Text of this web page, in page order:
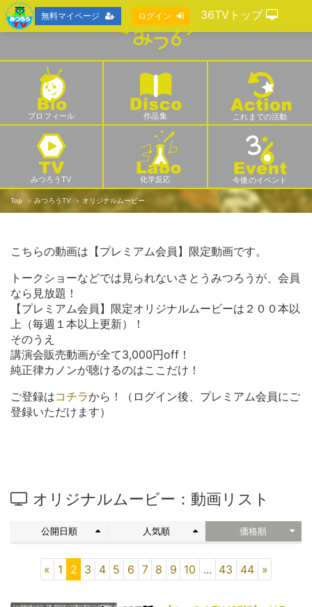
プロフィール 作品集 これまでの活動
みつろうTV 化学反応 今後のイベント
Top みつろうTV オリジナルムービー
こちらの動画は【プレミアム会員】限定動画です。
トークショーなどでは見られないさとうみつろうが、会員
なら見放題！
【プレミアム会員】限定オリジナルムービーは２００本以
上（毎週１本以上更新）！
そのうえ
講演会販売動画が全て3,000円off！
純正律カノンが聴けるのはここだけ！
ご登録はコチラから！（ログイン後、プレミアム会員にご
登録いただけます）
オリジナルムービー：動画リスト
公開日順 人気順 価格順
« 1 2 3 4 5 6 7 8 9 10 ... 43 44 »
無料マイページ ログイン 36TVトップ